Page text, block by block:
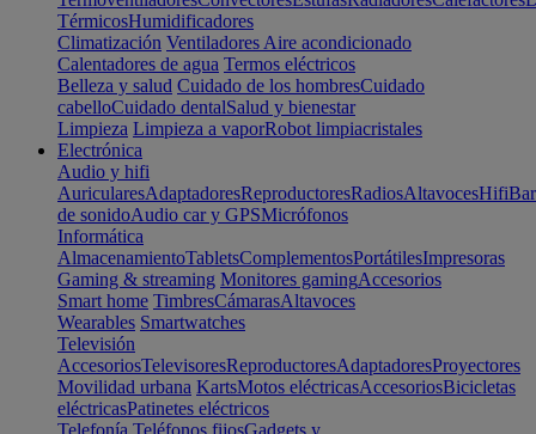
TérmicosHumidificadores
Climatización Ventiladores Aire acondicionado
Calentadores de agua Termos eléctricos
Belleza y salud Cuidado de los hombresCuidado
cabelloCuidado dentalSalud y bienestar
Limpieza Limpieza a vaporRobot limpiacristales
Electrónica
Audio y hifi
AuricularesAdaptadoresReproductoresRadiosAltavocesHifi
de sonidoAudio car y GPSMicrófonos
Informática
AlmacenamientoTabletsComplementosPortátilesImpresoras
Gaming & streaming Monitores gamingAccesorios
Smart home TimbresCámarasAltavoces
Wearables Smartwatches
Televisión
AccesoriosTelevisoresReproductoresAdaptadoresProyectores
Movilidad urbana KartsMotos eléctricasAccesoriosBicicletas
eléctricasPatinetes eléctricos
Telefonía Teléfonos fijosGadgets y